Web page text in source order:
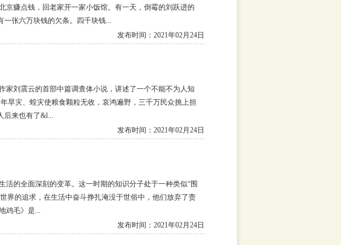
京赚点钱，回老家开一家小饭馆。有一天，倒霉的刘跃进的
张六万块钱的欠条。四千块钱...
发布时间：2021年02月24日
刘震云的首部中篇调查体小说，讲述了一个不能不为人知
旱灾、蝗灾使粮食颗粒无收，哀鸿遍野，三千万民众挑上担
后来也有了&l...
发布时间：2021年02月24日
的全面深刻的变革。这一时期的知识分子处于一种类似“围
界的追求，在生活中奋斗挣扎淹没于世俗中，他们放弃了责
鸡毛》是...
发布时间：2021年02月24日